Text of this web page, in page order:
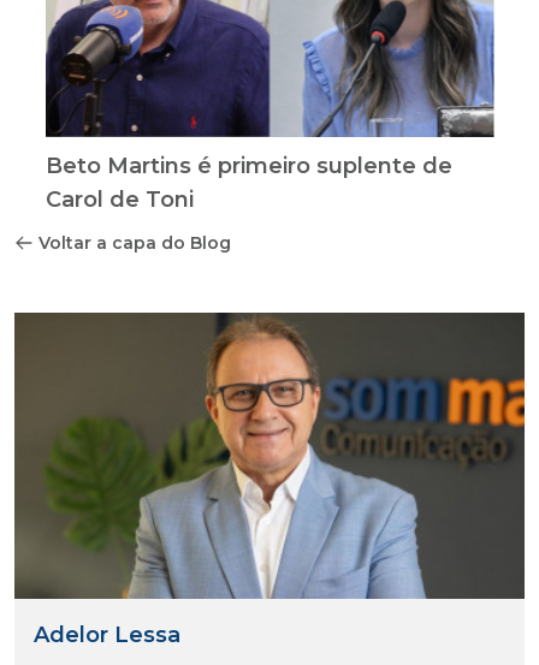
Beto Martins é primeiro suplente de
Carol de Toni
Voltar a capa do Blog
Adelor Lessa